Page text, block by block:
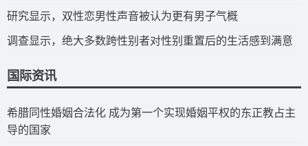
研究显示，双性恋男性声音被认为更有男子气概
调查显示，绝大多数跨性别者对性别重置后的生活感到满意
国际资讯
​希腊同性婚姻合法化 成为第一个实现婚姻平权的东正教占主
导的国家